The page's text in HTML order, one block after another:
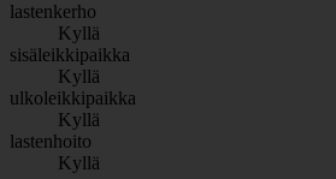
lastenkerho
Kyllä
sisäleikkipaikka
Kyllä
ulkoleikkipaikka
Kyllä
lastenhoito
Kyllä